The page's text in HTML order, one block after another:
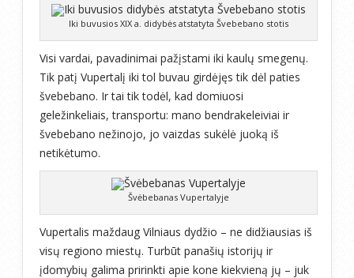
Iki buvusios XIX a. didybės atstatyta Švebebano stotis
Visi vardai, pavadinimai pažįstami iki kaulų smegenų.
Tik patį Vupertalį iki tol buvau girdėjęs tik dėl paties
švebebano. Ir tai tik todėl, kad domiuosi
geležinkeliais, transportu: mano bendrakeleiviai ir
švebebano nežinojo, jo vaizdas sukėlė juoką iš
netikėtumo.
Švėbebanas Vupertalyje
Vupertalis maždaug Vilniaus dydžio – ne didžiausias iš
visų regiono miestų. Turbūt panašių istorijų ir
įdomybių galima pririnkti apie kone kiekvieną jų – juk